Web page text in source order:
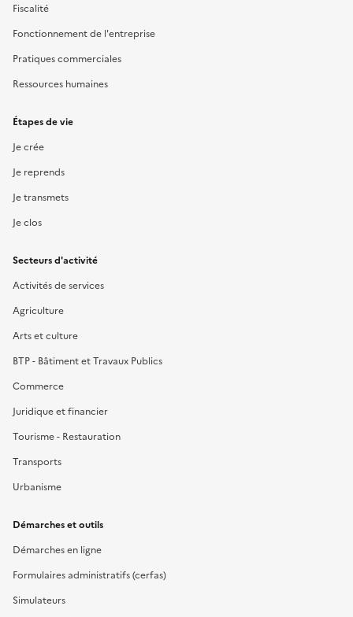
Fiscalité
Fonctionnement de l'entreprise
Pratiques commerciales
Ressources humaines
Étapes de vie
Je crée
Je reprends
Je transmets
Je clos
Secteurs d'activité
Activités de services
Agriculture
Arts et culture
BTP - Bâtiment et Travaux Publics
Commerce
Juridique et financier
Tourisme - Restauration
Transports
Urbanisme
Démarches et outils
Démarches en ligne
Formulaires administratifs (cerfas)
Simulateurs